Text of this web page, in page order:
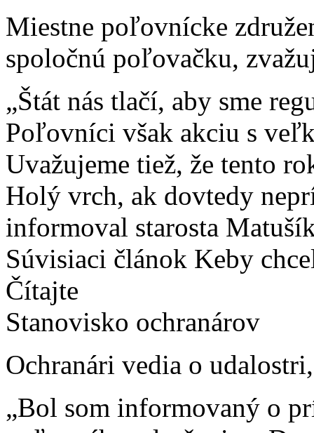
Miestne poľovnícke
spoločnú poľovačku,
„Štát nás tlačí, aby sme
Poľovníci však akciu s
Uvažujeme tiež, že tento
Holý vrch, ak dovtedy
informoval starosta
Súvisiaci článok Keby
Čítajte
Stanovisko ochranárov
Ochranári vedia o
„Bol som informovaný o